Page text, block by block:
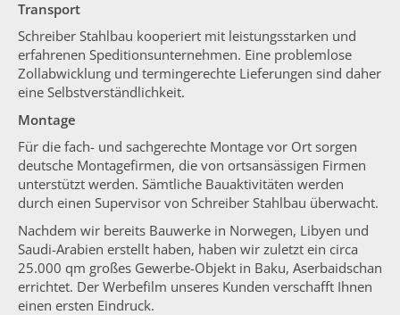
Transport
Schreiber Stahlbau kooperiert mit leistungsstarken und
erfahrenen Speditionsunternehmen. Eine problemlose
Zollabwicklung und termingerechte Lieferungen sind daher
eine Selbstverständlichkeit.
Montage
Für die fach- und sachgerechte Montage vor Ort sorgen
deutsche Montagefirmen, die von ortsansässigen Firmen
unterstützt werden. Sämtliche Bauaktivitäten werden
durch einen Supervisor von Schreiber Stahlbau überwacht.
Nachdem wir bereits Bauwerke in Norwegen, Libyen und
Saudi-Arabien erstellt haben, haben wir zuletzt ein circa
25.000 qm großes Gewerbe-Objekt in Baku, Aserbaidschan
errichtet. Der Werbefilm unseres Kunden verschafft Ihnen
einen ersten Eindruck.